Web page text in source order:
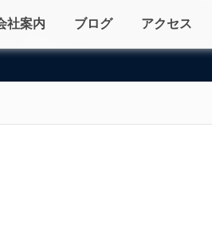
社案内 ブログ アクセス